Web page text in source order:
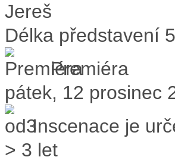
Jereš
Délka představení
Premiéra
pátek, 12 prosinec
Inscenace je
> 3 let